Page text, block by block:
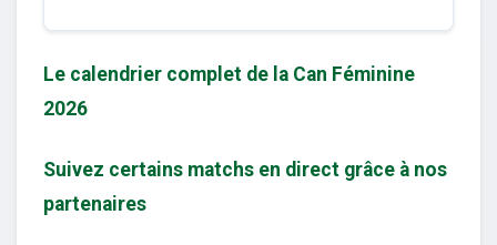
Le calendrier complet de la Can Féminine
2026
Suivez certains matchs en direct grâce à nos
partenaires